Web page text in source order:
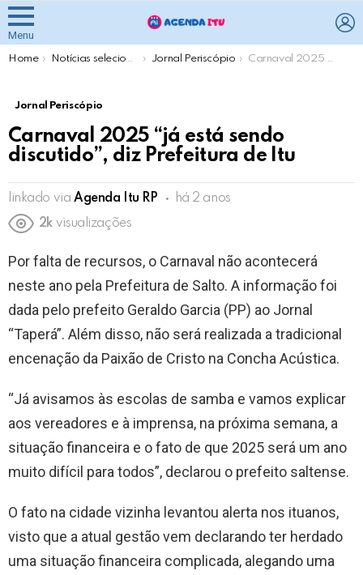
Menu
You are here:
Home Notícias selecionadas pela Agenda Itu Jornal Periscópio Carnaval 2025 “já está sendo discutido”, diz Prefeitura de Itu
Jornal Periscópio
Carnaval 2025 “já está sendo
discutido”, diz Prefeitura de Itu
linkado via Agenda Itu RP
há 2 anos
2k visualizações
Por falta de recursos, o Carnaval não acontecerá
neste ano pela Prefeitura de Salto. A informação foi
dada pelo prefeito Geraldo Garcia (PP) ao Jornal
“Taperá”. Além disso, não será realizada a tradicional
encenação da Paixão de Cristo na Concha Acústica.
“Já avisamos às escolas de samba e vamos explicar
aos vereadores e à imprensa, na próxima semana, a
situação financeira e o fato de que 2025 será um ano
muito difícil para todos”, declarou o prefeito saltense.
O fato na cidade vizinha levantou alerta nos ituanos,
visto que a atual gestão vem declarando ter herdado
uma situação financeira complicada, alegando uma